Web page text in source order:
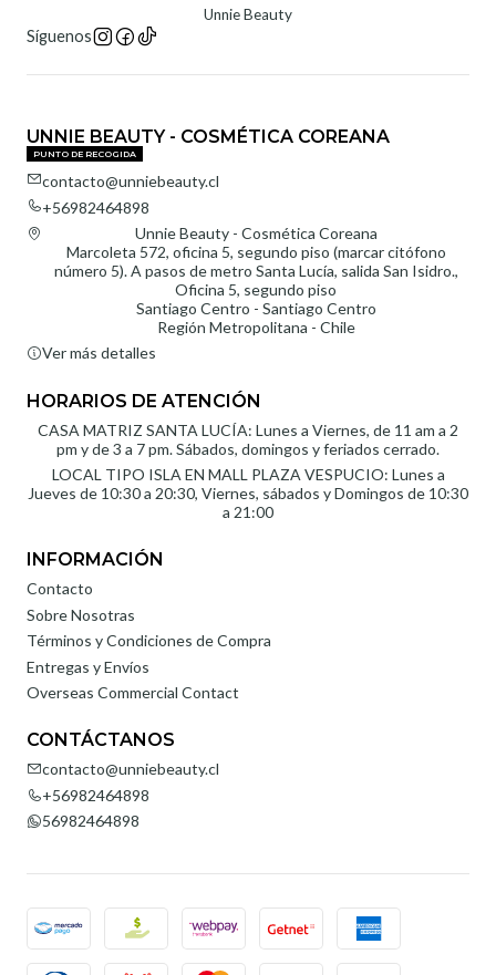
Unnie Beauty
Síguenos
UNNIE BEAUTY - COSMÉTICA COREANA
PUNTO DE RECOGIDA
contacto@unniebeauty.cl
+56982464898
Unnie Beauty - Cosmética Coreana
Marcoleta 572, oficina 5, segundo piso (marcar citófono
número 5). A pasos de metro Santa Lucía, salida San Isidro.,
Oficina 5, segundo piso
Santiago Centro - Santiago Centro
Región Metropolitana - Chile
Ver más detalles
HORARIOS DE ATENCIÓN
CASA MATRIZ SANTA LUCÍA: Lunes a Viernes, de 11 am a 2
pm y de 3 a 7 pm. Sábados, domingos y feriados cerrado.
LOCAL TIPO ISLA EN MALL PLAZA VESPUCIO: Lunes a
Jueves de 10:30 a 20:30, Viernes, sábados y Domingos de 10:30
a 21:00
INFORMACIÓN
Contacto
Sobre Nosotras
Términos y Condiciones de Compra
Entregas y Envíos
Overseas Commercial Contact
CONTÁCTANOS
contacto@unniebeauty.cl
+56982464898
56982464898